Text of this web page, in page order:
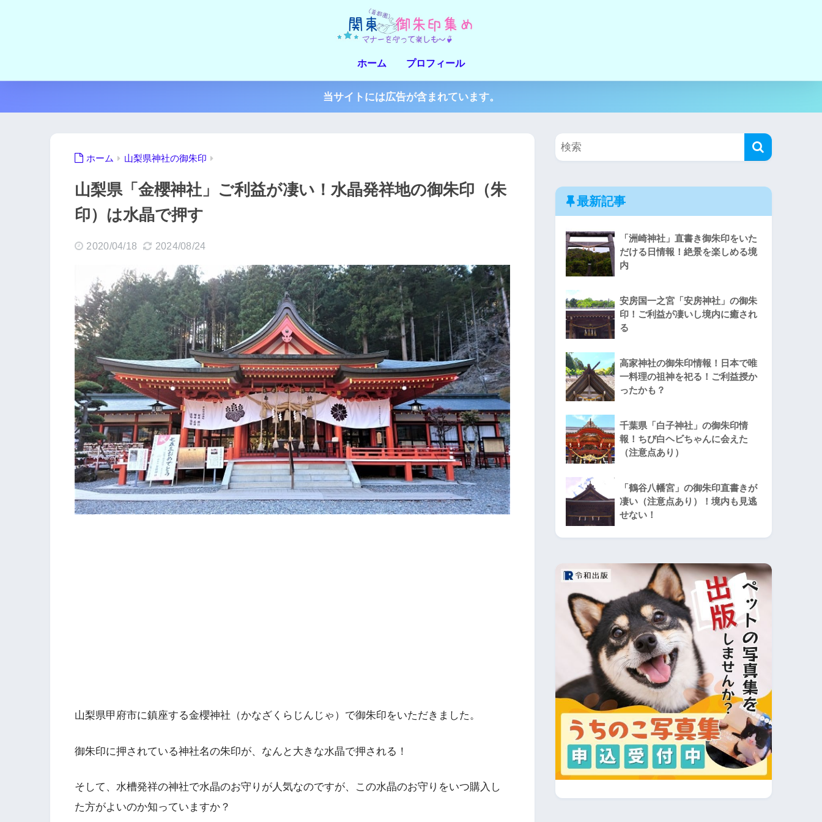
ホーム プロフィール
当サイトには広告が含まれています。
ホーム 山梨県神社の御朱印
山梨県「金櫻神社」ご利益が凄い！水晶発祥地の御朱印（朱
印）は水晶で押す
2020/04/18 2024/08/24
山梨県甲府市に鎮座する金櫻神社（かなざくらじんじゃ）で御朱印をいただきました。
御朱印に押されている神社名の朱印が、なんと大きな水晶で押される！
そして、水槽発祥の神社で水晶のお守りが人気なのですが、この水晶のお守りをいつ購入し
た方がよいのか知っていますか？
最新記事
「洲崎神社」直書き御朱印をいた
だける日情報！絶景を楽しめる境
内
安房国一之宮「安房神社」の御朱
印！ご利益が凄いし境内に癒され
る
高家神社の御朱印情報！日本で唯
一料理の祖神を祀る！ご利益授か
ったかも？
千葉県「白子神社」の御朱印情
報！ちび白ヘビちゃんに会えた
（注意点あり）
「鶴谷八幡宮」の御朱印直書きが
凄い（注意点あり）！境内も見逃
せない！